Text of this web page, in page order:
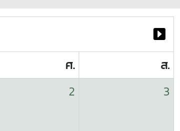
ศ.
ส.
2 3